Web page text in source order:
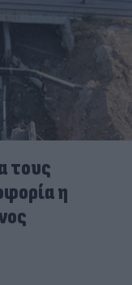
τους
η